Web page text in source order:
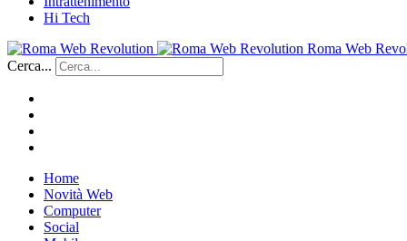
Hi Tech
Roma Web
Cerca...
Home
Novità Web
Computer
Social